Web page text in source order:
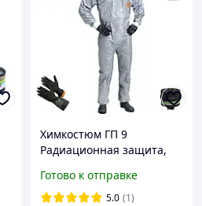
Химкостюм ГП 9
Радиационная защита,
Готово к отправке
5.0 (1)